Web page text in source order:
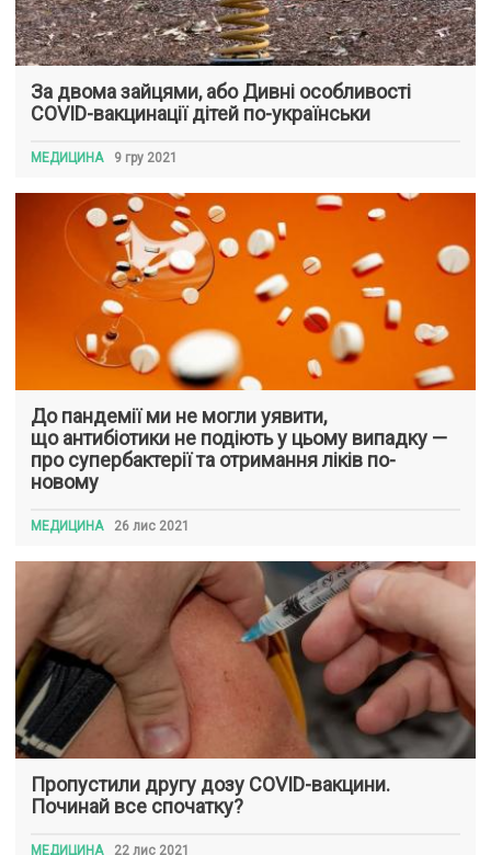
За двома зайцями, або Дивні особливості
COVID-вакцинації дітей по-українськи
МЕДИЦИНА 9 гру 2021
До пандемії ми не могли уявити,
що антибіотики не подіють у цьому випадку —
про супербактерії та отримання ліків по-
новому
МЕДИЦИНА 26 лис 2021
Пропустили другу дозу COVID-вакцини.
Починай все спочатку?
МЕДИЦИНА 22 лис 2021